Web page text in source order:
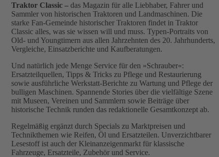
Traktor Classic – das Magazin für alle Liebhaber, Fahrer und
Sammler von historischen Traktoren und Landmaschinen. Die
starke Fan-Gemeinde historischer Traktoren findet in Traktor
Classic alles, was sie wissen will und muss. Typen-Portraits von
Old- und Youngtimern aus allen Jahrzehnten des 20. Jahrhunderts,
Vergleiche, Einsatzberichte und Kaufberatungen.
Und natürlich jede Menge Service für den »Schrauber«:
Ersatzteilquellen, Tipps & Tricks zu Pflege und Restaurierung
sowie ausführliche Werkstatt-Berichte zu Wartung und Pflege der
bulligen Maschinen. Spannende Stories über die vielfältige Szene
mit Museen, Vereinen und Sammlern sowie Beiträge über
historische Technik runden das redaktionelle Gesamtkonzept ab.
Regelmäßig ergänzt durch Specials zu Marktpreisen und
Technikthemen wie Reifen, Öl und Ersatzteilen. Unverzichtbarer
Lesestoff ist auch der Kleinanzeigenmarkt für klassische
Fahrzeuge, Ersatzteile, Zubehör und Service.